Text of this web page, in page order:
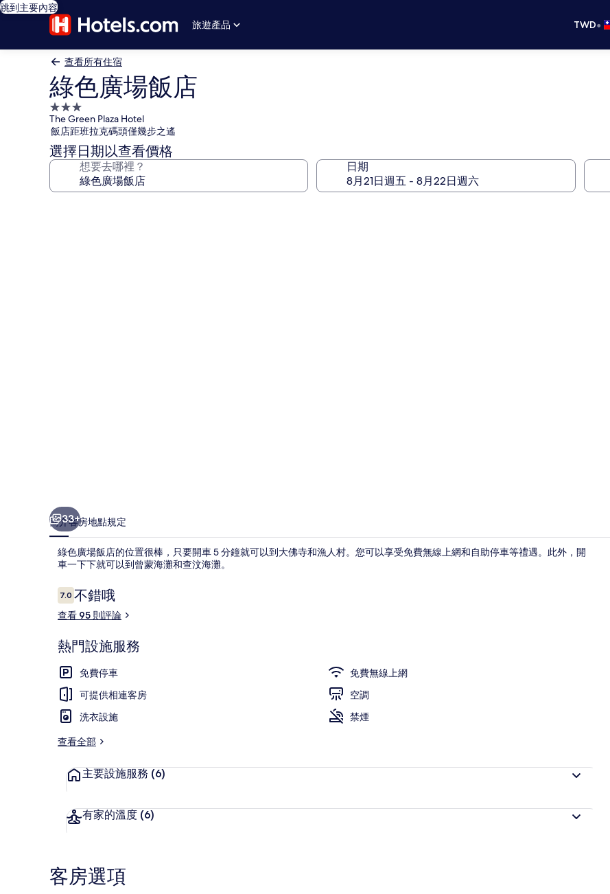
跳到主要內容
旅遊產品
TWD•
查看所有住宿
綠色廣場飯店
3.0
星
級
住
宿
The Green Plaza Hotel
飯店距班拉克碼頭僅幾步之遙
選擇日期以查看價格
想要去哪裡？ 日期
33+
簡介客房地點規定
綠色廣場飯店的位置很棒，只要開車 5 分鐘就可以到大佛寺和漁人村。您可以享受免費無線上網和自助停車等禮遇。此外，開
車一下下就可以到曾蒙海灘和查汶海灘。
評
論
7.07.0 分，滿分 10 分，
不錯哦
查看 95 則評論
熱門設施服務
免費停車
免費無線上網
可提供相連客房
空調
洗衣設施
禁煙
查看全部
主要設施服務 (6)
有家的溫度 (6)
客房選項